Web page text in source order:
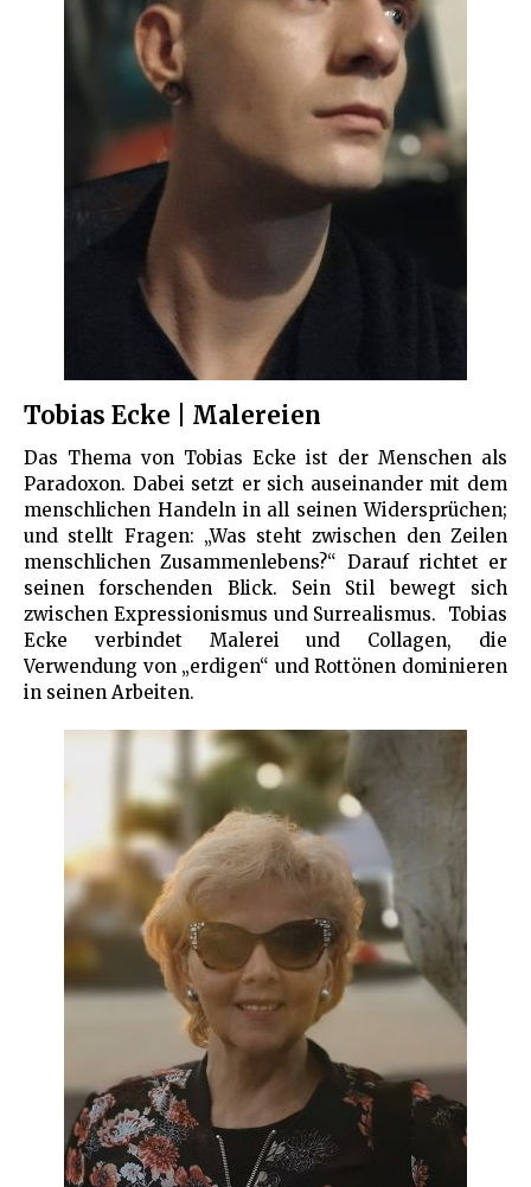
Tobias Ecke | Malereien
Das Thema von Tobias Ecke ist der Menschen als
Paradoxon. Dabei setzt er sich auseinander mit dem
menschlichen Handeln in all seinen Widersprüchen;
und stellt Fragen: „Was steht zwischen den Zeilen
menschlichen Zusammenlebens?“ Darauf richtet er
seinen forschenden Blick. Sein Stil bewegt sich
zwischen Expressionismus und Surrealismus. Tobias
Ecke verbindet Malerei und Collagen, die
Verwendung von „erdigen“ und Rottönen dominieren
in seinen Arbeiten.